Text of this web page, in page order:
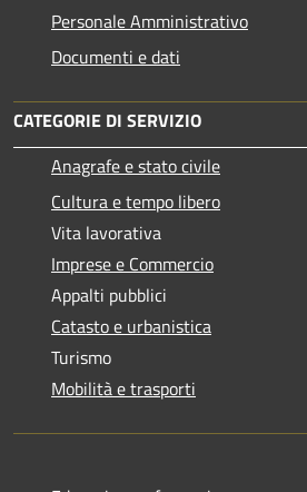
Personale Amministrativo
Documenti e dati
CATEGORIE DI SERVIZIO
Anagrafe e stato civile
Cultura e tempo libero
Vita lavorativa
Imprese e Commercio
Appalti pubblici
Catasto e urbanistica
Turismo
Mobilità e trasporti